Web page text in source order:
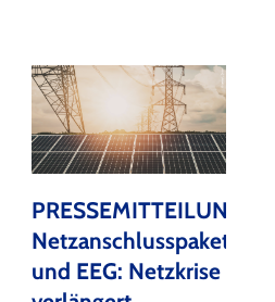
PRESSEMITTEILUNG:
Netzanschlusspaket
und EEG: Netzkrise